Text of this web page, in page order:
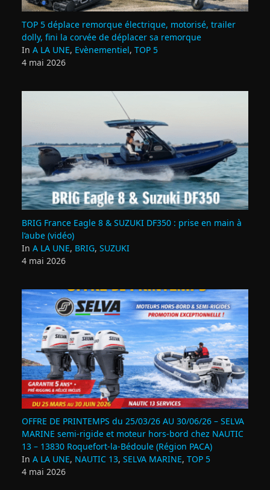
TOP 5 déplace remorque électrique, motorisé, trailer
dolly, fini la corvée de déplacer sa remorque
In A LA UNE, Evènementiel, TOP 5
4 mai 2026
BRIG France Eagle 8 & SUZUKI DF350 : prise en main à
l’aube (vidéo)
In A LA UNE, BRIG, SUZUKI
4 mai 2026
OFFRE DE PRINTEMPS du 25/03/26 AU 30/06/26 – SELVA
MARINE semi-rigide et moteur hors-bord chez NAUTIC
13 – 13830 Roquefort‑la‑Bédoule (Région PACA)
In A LA UNE, NAUTIC 13, SELVA MARINE, TOP 5
4 mai 2026